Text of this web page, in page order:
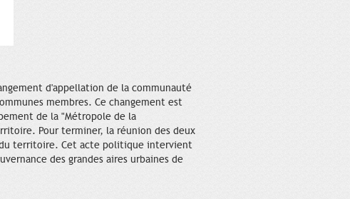
d'appellation de la communauté
membres. Ce changement est
de la "Métropole de la
Pour terminer, la réunion des deux
territoire. Cet acte politique intervient
des grandes aires urbaines de